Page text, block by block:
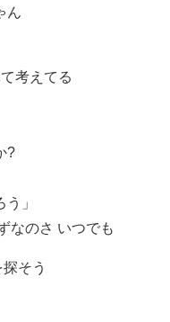
考えてる
?
」
なのさ いつでも
そう